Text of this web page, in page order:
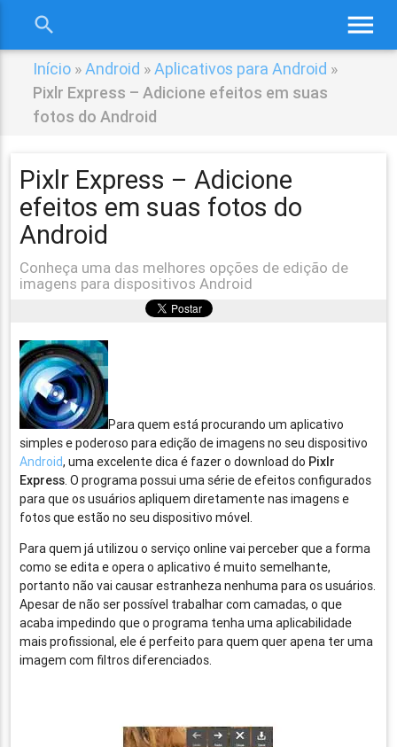
menu
search
Início »Android »Aplicativos para Android »
Pixlr Express – Adicione efeitos em suas
fotos do Android
Pixlr Express – Adicione
efeitos em suas fotos do
Android
Conheça uma das melhores opções de edição de
imagens para dispositivos Android
Para quem está procurando um aplicativo
simples e poderoso para edição de imagens no seu dispositivo
Android, uma excelente dica é fazer o download do Pixlr
Express. O programa possui uma série de efeitos configurados
para que os usuários apliquem diretamente nas imagens e
fotos que estão no seu dispositivo móvel.
Para quem já utilizou o serviço online vai perceber que a forma
como se edita e opera o aplicativo é muito semelhante,
portanto não vai causar estranheza nenhuma para os usuários.
Apesar de não ser possível trabalhar com camadas, o que
acaba impedindo que o programa tenha uma aplicabilidade
mais profissional, ele é perfeito para quem quer apena ter uma
imagem com filtros diferenciados.